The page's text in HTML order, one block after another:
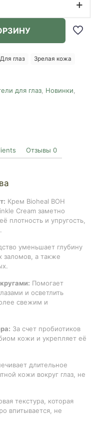
Отзывы 0
Крем Bioheal BOH
Cream заметно
плотность и упругость,
уменьшает глубину
а также
Помогает
и осветлить
свежим и
За счет пробиотиков
кожи и укрепляет её
длительное
кожи вокруг глаз, не
текстура, которая
впитывается, не
Для глаз
Зрелая кожа
для глаз Новинки